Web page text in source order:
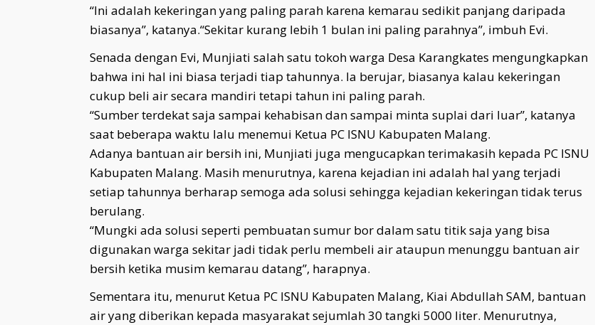
“Ini adalah kekeringan yang paling parah karena kemarau sedikit panjang daripada
biasanya”, katanya.“Sekitar kurang lebih 1 bulan ini paling parahnya”, imbuh Evi.
Senada dengan Evi, Munjiati salah satu tokoh warga Desa Karangkates mengungkapkan
bahwa ini hal ini biasa terjadi tiap tahunnya. Ia berujar, biasanya kalau kekeringan
cukup beli air secara mandiri tetapi tahun ini paling parah.
“Sumber terdekat saja sampai kehabisan dan sampai minta suplai dari luar”, katanya
saat beberapa waktu lalu menemui Ketua PC ISNU Kabupaten Malang.
Adanya bantuan air bersih ini, Munjiati juga mengucapkan terimakasih kepada PC ISNU
Kabupaten Malang. Masih menurutnya, karena kejadian ini adalah hal yang terjadi
setiap tahunnya berharap semoga ada solusi sehingga kejadian kekeringan tidak terus
berulang.
“Mungki ada solusi seperti pembuatan sumur bor dalam satu titik saja yang bisa
digunakan warga sekitar jadi tidak perlu membeli air ataupun menunggu bantuan air
bersih ketika musim kemarau datang”, harapnya.
Sementara itu, menurut Ketua PC ISNU Kabupaten Malang, Kiai Abdullah SAM, bantuan
air yang diberikan kepada masyarakat sejumlah 30 tangki 5000 liter. Menurutnya,